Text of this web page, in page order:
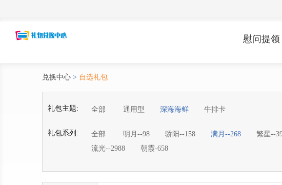
慰问提领
兑换中心 > 自选礼包
礼包主题: 全部 通用型 深海海鲜 牛排卡
礼包系列: 全部 明月--98 骄阳--158 满月--268 繁星--
流光--2988
朝霞-658